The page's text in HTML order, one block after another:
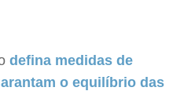
defina medidas de
o equilíbrio das